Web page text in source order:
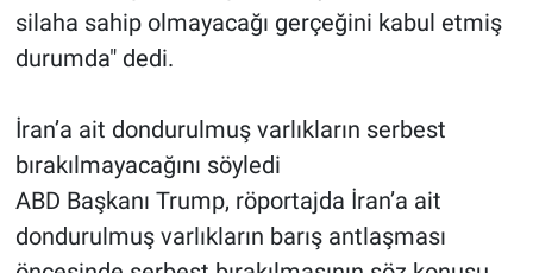
silaha sahip olmayacağı gerçeğini kabul etmiş
durumda" dedi.
İran’a ait dondurulmuş varlıkların serbest
bırakılmayacağını söyledi
ABD Başkanı Trump, röportajda İran’a ait
dondurulmuş varlıkların barış antlaşması